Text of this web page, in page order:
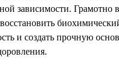
зависимости. Грамотно
и создать прочную